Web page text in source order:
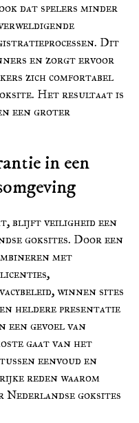
dat spelers minder
Dit
en zorgt ervoor
zich comfortabel
Het resultaat is
een groter
in een
blijft veiligheid een
goksites. Door een
met
winnen sites
heldere presentatie
een gevoel van
gaat van het
eenvoud en
reden waarom
Nederlandse goksites